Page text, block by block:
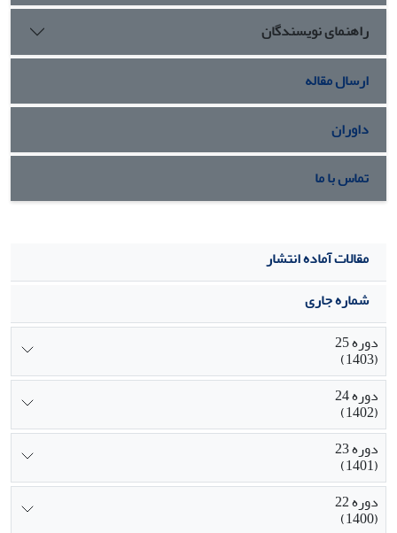
راهنمای نویسندگان
ارسال مقاله
داوران
تماس با ما
مقالات آماده انتشار
شماره جاری
دوره 25
(1403)
دوره 24
(1402)
دوره 23
(1401)
دوره 22
(1400)